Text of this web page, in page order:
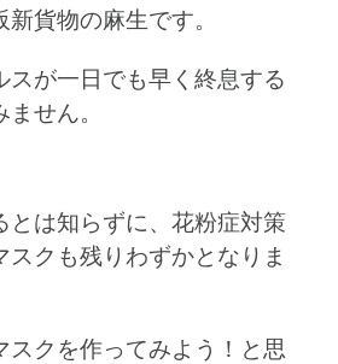
貨物の麻生です。
スが一日でも早く終息する
せん。
とは知らずに、花粉症対策
スクも残りわずかとなりま
スクを作ってみよう！と思